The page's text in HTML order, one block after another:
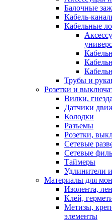
Балочные
Кабель-
Кабельные
Трубы и
Розетки и
Вилки,
Датчики
Колодки
Разъемы
Розетки,
Сетевые
Сетевые
Таймеры
Удлинители
Материалы для
Изолента,
Клей,
Метизы,
элементы